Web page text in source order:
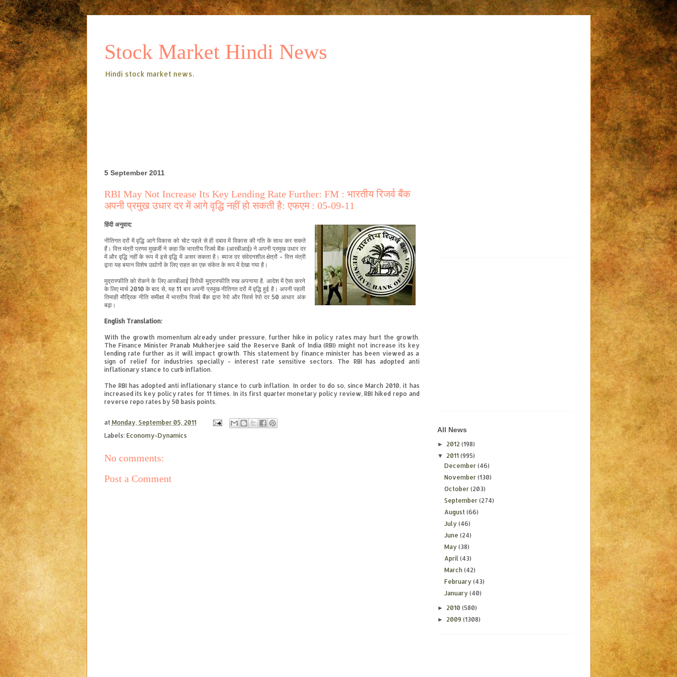
Stock Market Hindi News
Hindi stock market news.
5 September 2011
RBI May Not Increase Its Key Lending Rate Further: FM : भारतीय रिजर्व बैंक
अपनी प्रमुख उधार दर में आगे वृद्धि नहीं हो सकती है: एफएम : 05-09-11
हिंदी अनुवाद:
नीतिगत दरों में वृद्धि आगे विकास को चोट पहले से ही दबाव में विकास की गति के साथ कर सकते
हैं। वित्त मंत्री प्रणव मुखर्जी ने कहा कि भारतीय रिजर्व बैंक (आरबीआई) ने अपनी प्रमुख उधार दर
में और वृद्धि नहीं के रूप में इसे वृद्धि में असर सकता है। ब्याज दर संवेदनशील क्षेत्रों - वित्त मंत्री
द्वारा यह बयान विशेष उद्योगों के लिए राहत का एक संकेत के रूप में देखा गया है।
मुद्रास्फीति को रोकने के लिए आरबीआई विरोधी मुद्रास्फीति रुख अपनाया है. आदेश में ऐसा करने
के लिए मार्च 2010 के बाद से, यह 11 बार अपनी प्रमुख नीतिगत दरों में वृद्धि हुई है। अपनी पहली
तिमाही मौद्रिक नीति समीक्षा में भारतीय रिजर्व बैंक द्वारा रेपो और रिवर्स रेपो दर 50 आधार अंक
बढ़ा।
English Translation:
With the growth momentum already under pressure, further hike in policy rates may hurt the growth.
The Finance Minister Pranab Mukherjee said the Reserve Bank of India (RBI) might not increase its key
lending rate further as it will impact growth. This statement by finance minister has been viewed as a
sign of relief for industries specially - interest rate sensitive sectors. The RBI has adopted anti
inflationary stance to curb inflation.
The RBI has adopted anti inflationary stance to curb inflation. In order to do so, since March 2010, it has
increased its key policy rates for 11 times. In its first quarter monetary policy review, RBI hiked repo and
reverse repo rates by 50 basis points.
at Monday, September 05, 2011
Labels: Economy-Dynamics
No comments:
Post a Comment
All News
► 2012 (198)
▼ 2011 (995)
December (46)
November (130)
October (203)
September (274)
August (66)
July (46)
June (24)
May (38)
April (43)
March (42)
February (43)
January (40)
► 2010 (580)
► 2009 (1308)